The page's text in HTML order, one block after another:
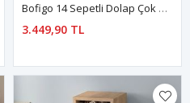
Bofigo 14 Sepetli Dolap Çok Amaçlı Dolap Oyuncak Dolabı Ela Safir Meşe
3.449,90 TL